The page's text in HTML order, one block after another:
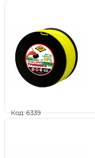
Код: 6339